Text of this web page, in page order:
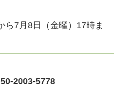
ら7月8日（金曜）17時ま
2003-5778